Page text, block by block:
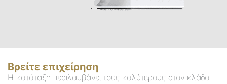
Βρείτε επιχείρηση
Η κατάταξη περιλαμβάνει τους καλύτερους στον κλάδο